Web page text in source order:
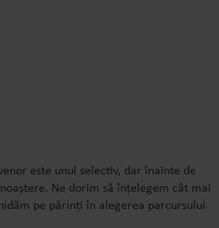
este unul selectiv, dar înainte de
Ne dorim să înțelegem cât mai
pe părinți în alegerea parcursului